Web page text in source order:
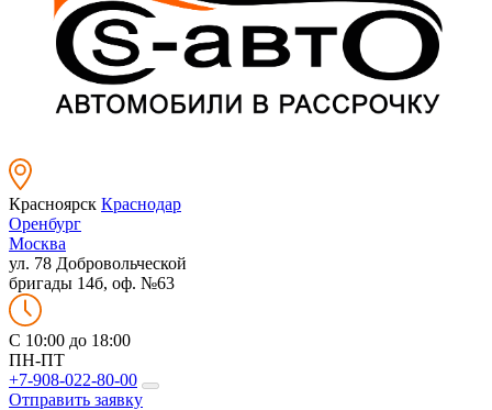
Красноярск Краснодар
Оренбург
Москва
ул. 78 Добровольческой
бригады 14б, оф. №63
C 10:00 до 18:00
ПН-ПТ
+7-908-022-80-00
Отправить заявку